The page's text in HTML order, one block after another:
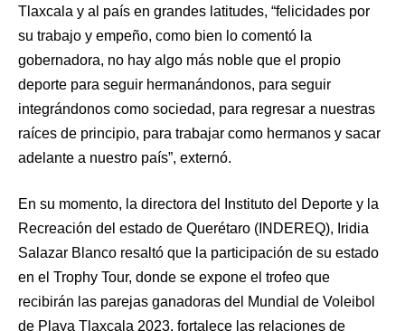
Tlaxcala y al país en grandes latitudes, “felicidades por
su trabajo y empeño, como bien lo comentó la
gobernadora, no hay algo más noble que el propio
deporte para seguir hermanándonos, para seguir
integrándonos como sociedad, para regresar a nuestras
raíces de principio, para trabajar como hermanos y sacar
adelante a nuestro país”, externó.
En su momento, la directora del Instituto del Deporte y la
Recreación del estado de Querétaro (INDEREQ), Iridia
Salazar Blanco resaltó que la participación de su estado
en el Trophy Tour, donde se expone el trofeo que
recibirán las parejas ganadoras del Mundial de Voleibol
de Playa Tlaxcala 2023, fortalece las relaciones de